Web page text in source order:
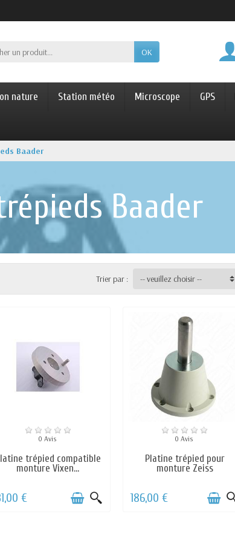
OK
nature Station météo Microscope GPS
Baader
Baader
Trier par : -- veuillez choisir --
0 Avis
trépied compatible
monture Vixen...
€
0 Avis
Platine trépied pour
monture Zeiss
186,00 €